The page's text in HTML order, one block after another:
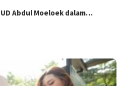
Abdul Moeloek dalam…